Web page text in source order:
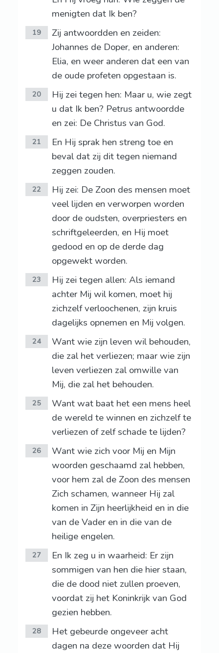
menigten dat Ik ben?
19
Zij antwoordden en zeiden:
Johannes de Doper, en anderen:
Elia, en weer anderen dat een van
de oude profeten opgestaan is.
20
Hij zei tegen hen: Maar u, wie zegt
u dat Ik ben? Petrus antwoordde
en zei: De Christus van God.
21
En Hij sprak hen streng toe en
beval dat zij dit tegen niemand
zeggen zouden.
22
Hij zei: De Zoon des mensen moet
veel lijden en verworpen worden
door de oudsten, overpriesters en
schriftgeleerden, en Hij moet
gedood en op de derde dag
opgewekt worden.
23
Hij zei tegen allen: Als iemand
achter Mij wil komen, moet hij
zichzelf verloochenen, zijn kruis
dagelijks opnemen en Mij volgen.
24
Want wie zijn leven wil behouden,
die zal het verliezen; maar wie zijn
leven verliezen zal omwille van
Mij, die zal het behouden.
25
Want wat baat het een mens heel
de wereld te winnen en zichzelf te
verliezen of zelf schade te lijden?
26
Want wie zich voor Mij en Mijn
woorden geschaamd zal hebben,
voor hem zal de Zoon des mensen
Zich schamen, wanneer Hij zal
komen in Zijn heerlijkheid en in die
van de Vader en in die van de
heilige engelen.
27
En Ik zeg u in waarheid: Er zijn
sommigen van hen die hier staan,
die de dood niet zullen proeven,
voordat zij het Koninkrijk van God
gezien hebben.
28
Het gebeurde ongeveer acht
dagen na deze woorden dat Hij